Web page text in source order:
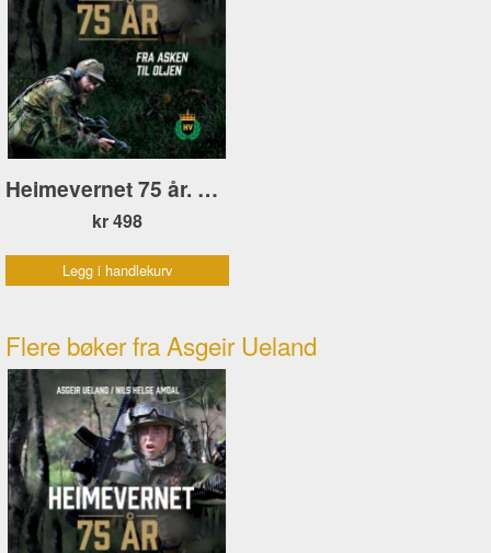
Heimevernet 75 år. Fra asken til oljen
kr 498
Legg i handlekurv
Flere bøker fra Asgeir Ueland